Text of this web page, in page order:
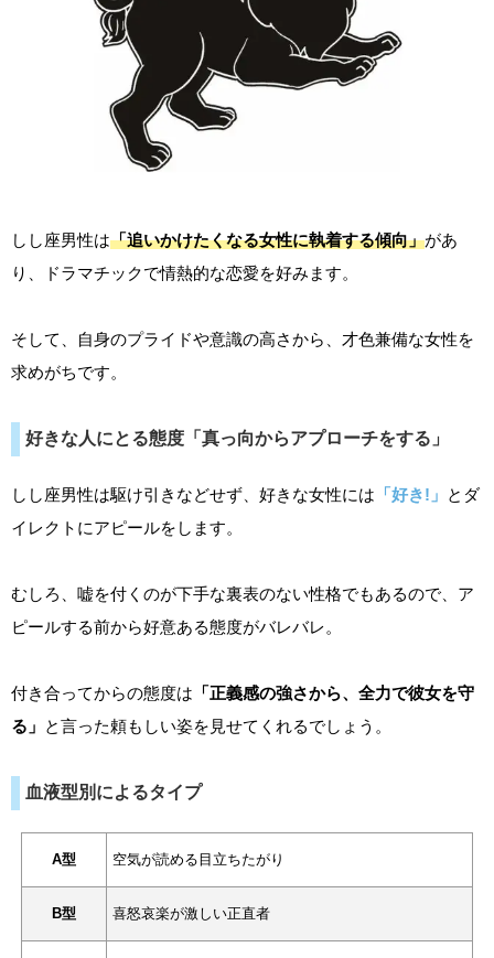
しし座男性は「追いかけたくなる女性に執着する傾向」があ
り、ドラマチックで情熱的な恋愛を好みます。
そして、自身のプライドや意識の高さから、才色兼備な女性を
求めがちです。
好きな人にとる態度「真っ向からアプローチをする」
しし座男性は駆け引きなどせず、好きな女性には 「好き!」 とダ
イレクトにアピールをします。
むしろ、嘘を付くのが下手な裏表のない性格でもあるので、ア
ピールする前から好意ある態度がバレバレ。
付き合ってからの態度は 「正義感の強さから、全力で彼女を守
る」 と言った頼もしい姿を見せてくれるでしょう。
血液型別によるタイプ
A型 空気が読める目立ちたがり
B型 喜怒哀楽が激しい正直者